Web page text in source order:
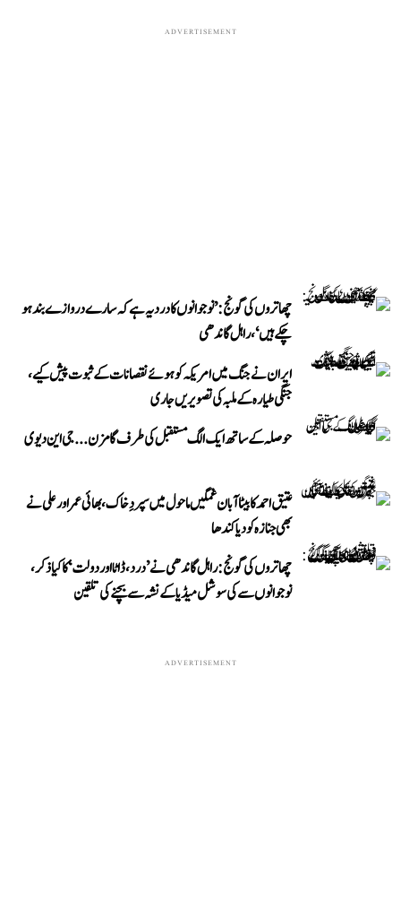
ADVERTISEMENT
چھاتروں کی گونج: ’نوجوانوں کا درد یہ ہے کہ سارے دروازے بند ہو
چکے ہیں‘، راہل گاندھی
ایران نے جنگ میں امریکہ کو ہوئے نقصانات کے ثبوت پیش کیے،
جنگی طیارہ کے ملبہ کی تصویریں جاری
حوصلہ کے ساتھ ایک الگ مستقبل کی طرف گامزن... جی این دیوی
عتیق احمد کا بیٹا آبان غمگین ماحول میں سپردِ خاک، بھائی عمر اور علی نے
بھی جنازہ کو دیا کندھا
چھاتروں کی گونج: راہل گاندھی نے ’درد، ڈاٹا اور دولت‘ کا کیا ذکر،
نوجوانوں سے کی سوشل میڈیا کے نشہ سے بچنے کی تلقین
ADVERTISEMENT